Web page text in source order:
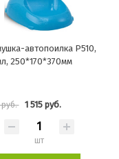
автопоилка P510,
250*170*370мм
руб. 1 515 руб.
шт